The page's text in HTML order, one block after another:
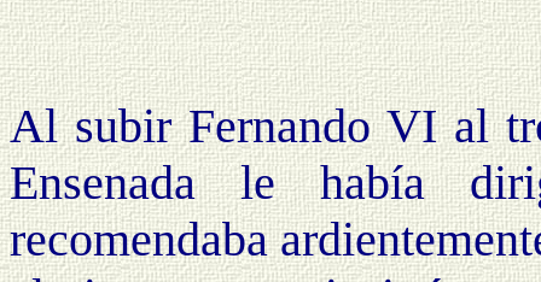
Al subir Fernando VI al
Ensenada le había
recomendaba